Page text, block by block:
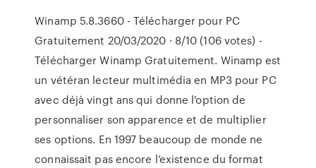
Winamp 5.8.3660 - Télécharger pour PC
Gratuitement 20/03/2020 · 8/10 (106 votes) -
Télécharger Winamp Gratuitement. Winamp est
un vétéran lecteur multimédia en MP3 pour PC
avec déjà vingt ans qui donne l'option de
personnaliser son apparence et de multiplier
ses options. En 1997 beaucoup de monde ne
connaissait pas encore l’existence du format